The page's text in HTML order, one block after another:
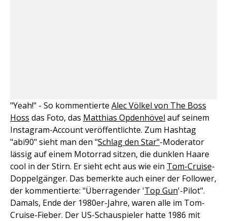
"Yeah!" - So kommentierte Alec Völkel von The Boss
Hoss das Foto, das Matthias Opdenhövel auf seinem
Instagram-Account veröffentlichte. Zum Hashtag
"abi90" sieht man den "Schlag den Star"-Moderator
lässig auf einem Motorrad sitzen, die dunklen Haare
cool in der Stirn. Er sieht echt aus wie ein Tom-Cruise-
Doppelgänger. Das bemerkte auch einer der Follower,
der kommentierte: "Überragender 'Top Gun'-Pilot".
Damals, Ende der 1980er-Jahre, waren alle im Tom-
Cruise-Fieber. Der US-Schauspieler hatte 1986 mit